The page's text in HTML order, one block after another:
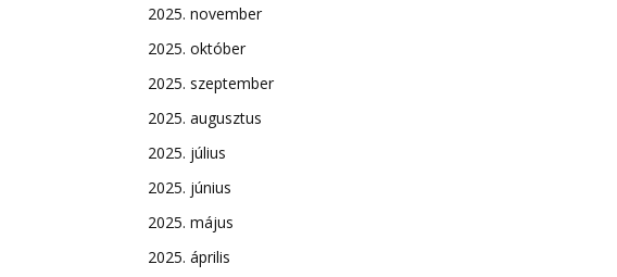
2025. november
2025. október
2025. szeptember
2025. augusztus
2025. július
2025. június
2025. május
2025. április